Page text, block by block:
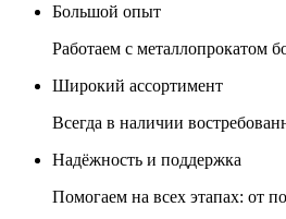
Большой опыт
Работаем с металлопрокатом
Широкий ассортимент
Всегда в наличии
Надёжность и поддержка
Помогаем на всех этапах: от